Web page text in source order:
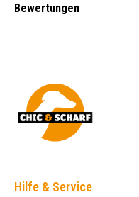
Bewertungen
Hilfe & Service